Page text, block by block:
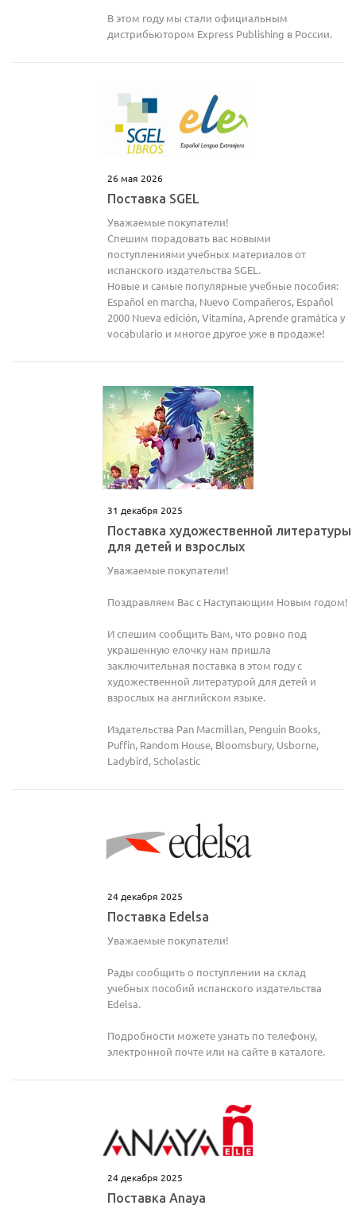
В этом году мы стали официальным
дистрибьютором Express Publishing в России.
26 мая 2026
Поставка SGEL
Уважаемые покупатели!
Спешим порадовать вас новыми
поступлениями учебных материалов от
испанского издательства SGEL.
Новые и самые популярные учебные пособия:
Español en marcha, Nuevo Compañeros, Español
2000 Nueva edición, Vitamina, Aprende gramática y
vocabulario и многое другое уже в продаже!
31 декабря 2025
Поставка художественной литературы
для детей и взрослых
Уважаемые покупатели!
Поздравляем Вас с Наступающим Новым годом!
И спешим сообщить Вам, что ровно под
украшенную елочку нам пришла
заключительная поставка в этом году с
художественной литературой для детей и
взрослых на английском языке.
Издательства Pan Macmillan, Penguin Books,
Puffin, Random House, Bloomsbury, Usborne,
Ladybird, Scholastic
24 декабря 2025
Поставка Edelsa
Уважаемые покупатели!
Рады сообщить о поступлении на склад
учебных пособий испанского издательства
Edelsa.
Подробности можете узнать по телефону,
электронной почте или на сайте в каталоге.
24 декабря 2025
Поставка Anaya